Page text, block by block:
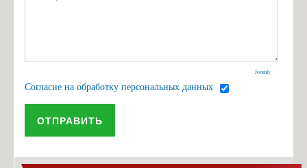
Joomly
Согласие на обработку персональных данных
ОТПРАВИТЬ